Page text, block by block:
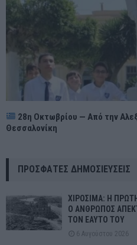
28η Οκτωβρίου — Από την
Θεσσαλονίκη
ΠΡΌΣΦΑΤΕΣ ΔΗΜΟΣΙΕΎΣΕΙΣ
ΧΙΡΟΣΙΜΑ: Η
Ο ΑΝΘΡΩΠΟΣ
ΤΟΝ ΕΑΥΤΟ ΤΟΥ
6 Αυγούστου 2026